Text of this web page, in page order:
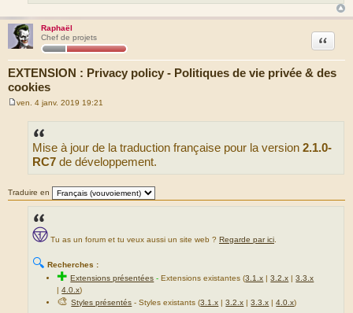
Raphaël
Chef de projets
EXTENSION : Privacy policy - Politiques de vie privée & des
cookies
Citation
ven. 4 janv. 2019 19:21
Mise à jour de la traduction française pour la version 2.1.0-
RC7 de développement.
Traduire en
Tu as un forum et tu veux aussi un site web ? Regarde par ici.
🔍 Recherches :
✚Extensions présentées - Extensions existantes (3.1.x |3.2.x |3.3.x
|4.0.x)
🎨Styles présentés - Styles existants (3.1.x |3.2.x |3.3.x |4.0.x)